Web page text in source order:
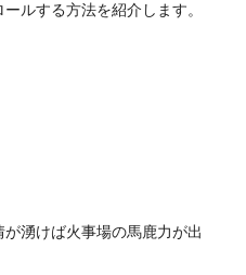
ルする方法を紹介します。
湧けば火事場の馬鹿力が出